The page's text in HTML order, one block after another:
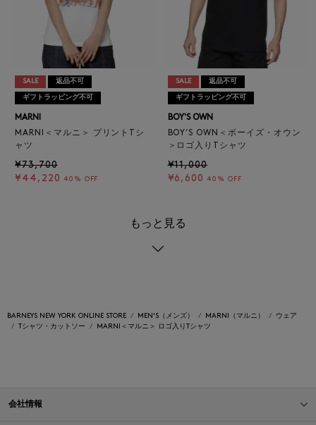
SALE 返品不可
ギフトラッピング不可
MARNI
MARNI＜マルニ＞ プリントTシ
ャツ
¥73,700
¥44,220 40% OFF
SALE 返品不可
ギフトラッピング不可
BOY'S OWN
BOY’S OWN＜ボーイズ・オウン
＞ロゴ入りTシャツ
¥11,000
¥6,600 40% OFF
もっと見る
BARNEYS NEW YORK ONLINE STORE MEN'S（メンズ） MARNI（マルニ）
ウェア
Tシャツ・カットソー
MARNI＜マルニ＞ ロゴ入りTシャツ
会社情報